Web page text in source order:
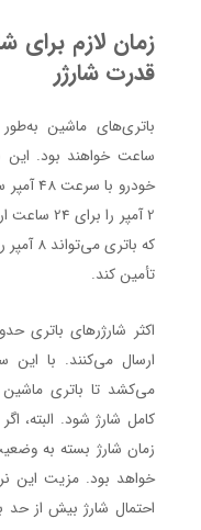
زمان لازم برای
قدرت شارژر
2 آمپر را
تأمین کند.
کامل شارژ شود. البته،
زمان شارژ بسته به
احتمال شارژ بیش از